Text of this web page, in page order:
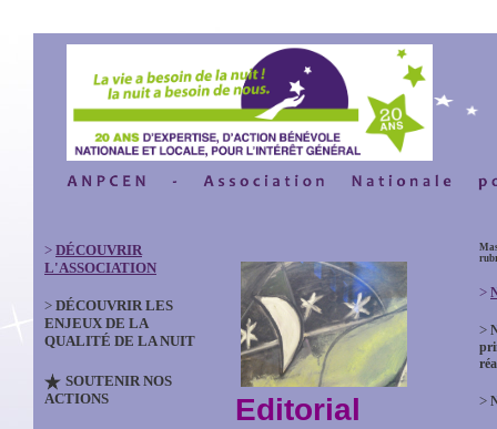
> DÉCOUVRIR
L'ASSOCIATION
> DÉCOUVRIR LES
ENJEUX DE LA
QUALITÉ DE LA NUIT
SOUTENIR NOS
ACTIONS
Editorial
>
>
>